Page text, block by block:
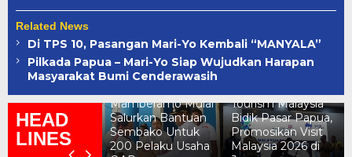
Related News
Di TPS 10, Pasangan Mari-Yo Kembali “MANYALA”
Pilkada Papua – Mari-Yo Siap Wujudkan Harapan
Masyarakat Bumi Cenderawasih
HEAD
LINES
Produk
Daerah,
Teken
Dengan
Mamberamo Mulai
Salurkan Bantuan
Sembako Untuk
200 Pelaku Usaha
Tourism Malaysia
Bidik Pasar Papua,
Promosikan Visit
Malaysia 2026 di